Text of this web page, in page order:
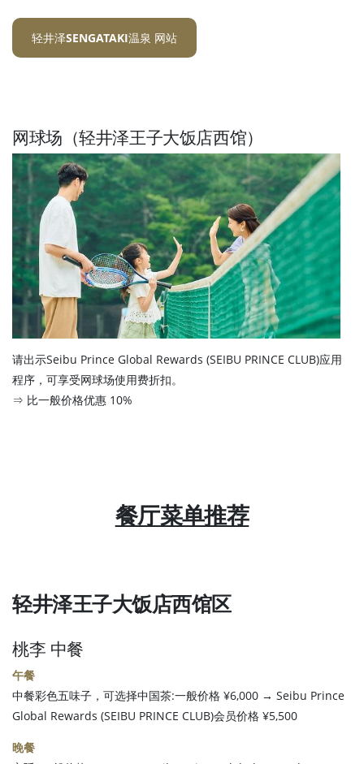
轻井泽SENGATAKI温泉 网站
网球场（轻井泽王子大饭店西馆）
请出示Seibu Prince Global Rewards (SEIBU PRINCE CLUB)应用
程序，可享受网球场使用费折扣。
⇒ 比一般价格优惠 10%
餐厅菜单推荐
轻井泽王子大饭店西馆区
桃李 中餐
午餐
中餐彩色五味子，可选择中国茶:一般价格 ¥6,000 → Seibu Prince
Global Rewards (SEIBU PRINCE CLUB)会员价格 ¥5,500
晚餐